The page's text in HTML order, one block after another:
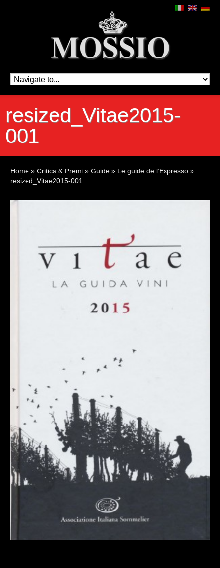
resized_Vitae2015-
001
Home » Critica & Premi » Guide » Le guide de l’Espresso »
resized_Vitae2015-001